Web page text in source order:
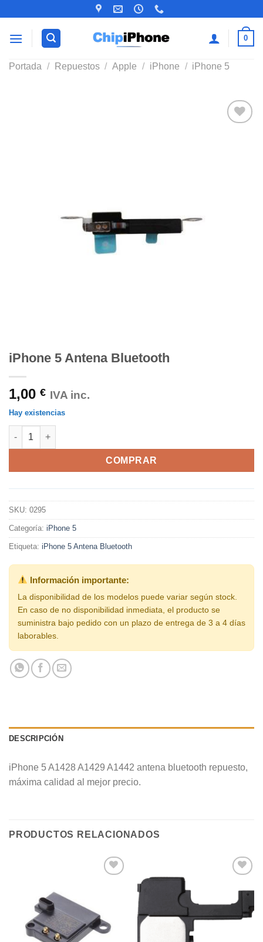
contenido
0
Portada / Repuestos / Apple / iPhone / iPhone 5
iPhone 5 Antena Bluetooth
1,00 € IVA inc.
Hay existencias
iPhone 5 Antena Bluetooth cantidad
COMPRAR
SKU: 0295
Categoría: iPhone 5
Etiqueta: iPhone 5 Antena Bluetooth
Información importante:
La disponibilidad de los modelos puede variar según stock.
En caso de no disponibilidad inmediata, el producto se
suministra bajo pedido con un plazo de entrega de 3 a 4 días
laborables.
DESCRIPCIÓN
iPhone 5 A1428 A1429 A1442 antena bluetooth repuesto,
máxima calidad al mejor precio.
PRODUCTOS RELACIONADOS
a la
lista de